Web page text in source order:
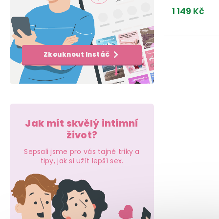
l
Zkouknout Instáč
Jak mít skvělý intimní
život?
Sepsali jsme pro vás tajné triky a
tipy, jak si užít lepší sex.
1 149 Kč